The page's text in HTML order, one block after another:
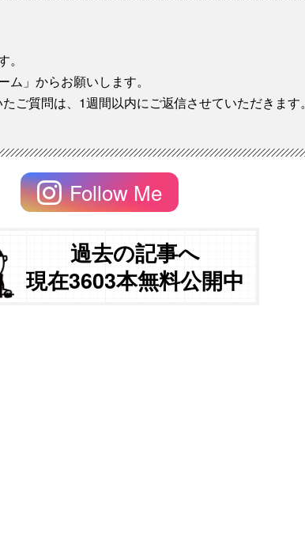
」からお願いします。
ご質問は、1週間以内にご返信させていただきます。
Follow Me
過去の記事へ
現在3603本無料公開中